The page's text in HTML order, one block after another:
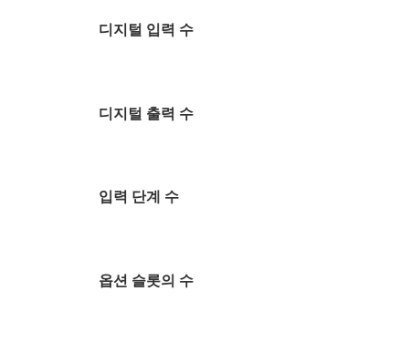
디지털 입력 수
디지털 출력 수
입력 단계 수
옵션 슬롯의 수